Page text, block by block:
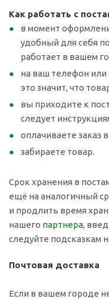
Как работать с
в момент
удобный для себя
работает в вашем
на ваш телефон
это значит, что
вы приходите к
следует
оплачиваете заказ
забираете товар.
Срок хранения в
ещё на аналогичный
и продлить время
нашего партнера,
следуйте подсказкам
Почтовая доставка
Если в вашем городе